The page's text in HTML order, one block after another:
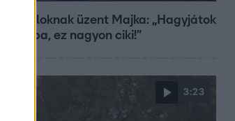
A fiataloknak üzent Majka: „Hagyjátok
ezt abba, ez nagyon ciki!”
3:23